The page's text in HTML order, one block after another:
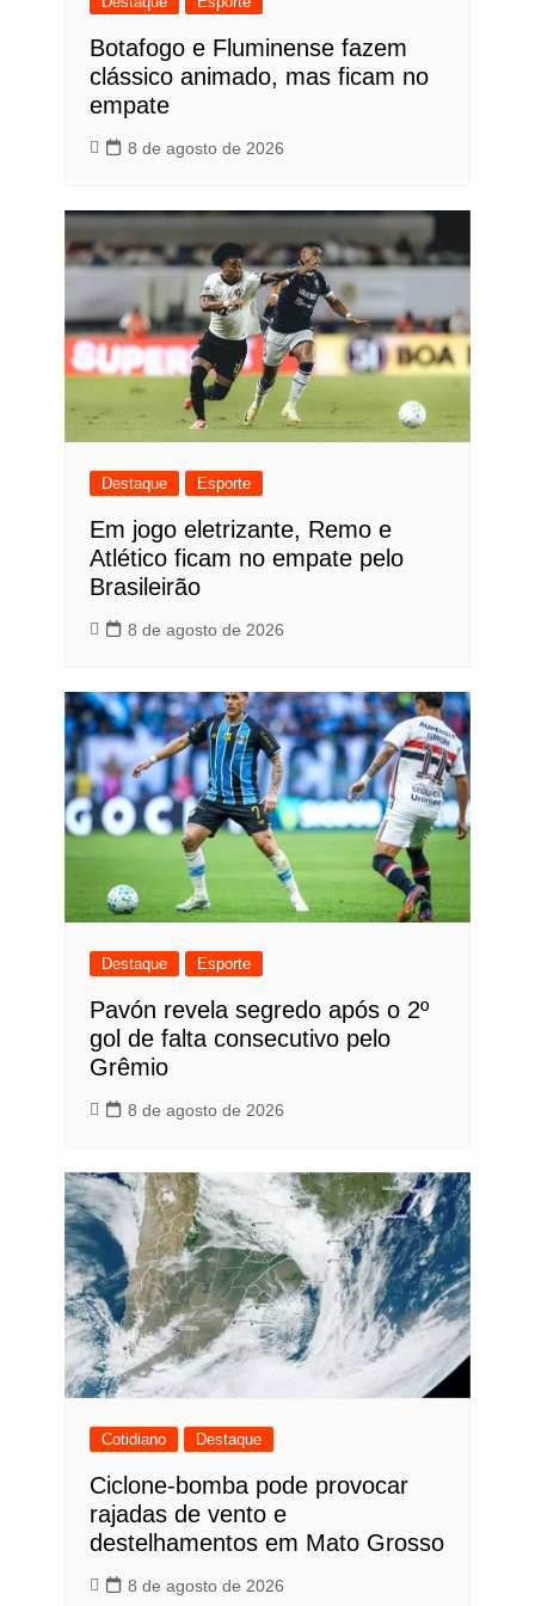
Botafogo e Fluminense fazem
clássico animado, mas ficam no
empate
8 de agosto de 2026
Destaque Esporte
Em jogo eletrizante, Remo e
Atlético ficam no empate pelo
Brasileirão
8 de agosto de 2026
Destaque Esporte
Pavón revela segredo após o 2º
gol de falta consecutivo pelo
Grêmio
8 de agosto de 2026
Cotidiano Destaque
Ciclone-bomba pode provocar
rajadas de vento e
destelhamentos em Mato Grosso
8 de agosto de 2026